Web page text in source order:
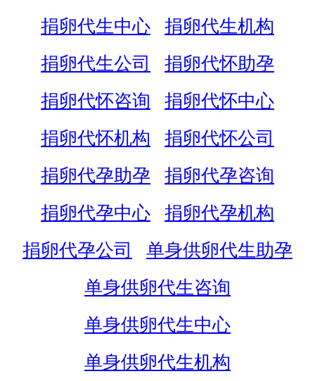
捐卵代生中心
捐卵代生机构
捐卵代生公司
捐卵代怀助孕
捐卵代怀咨询
捐卵代怀中心
捐卵代怀机构
捐卵代怀公司
捐卵代孕助孕
捐卵代孕咨询
捐卵代孕中心
捐卵代孕机构
捐卵代孕公司
单身供卵代生助孕
单身供卵代生咨询
单身供卵代生中心
单身供卵代生机构